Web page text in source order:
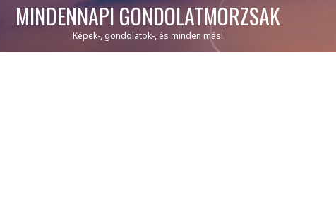
MINDENNAPI GONDOLATMORZSÁK
Képek-, gondolatok-, és minden más!